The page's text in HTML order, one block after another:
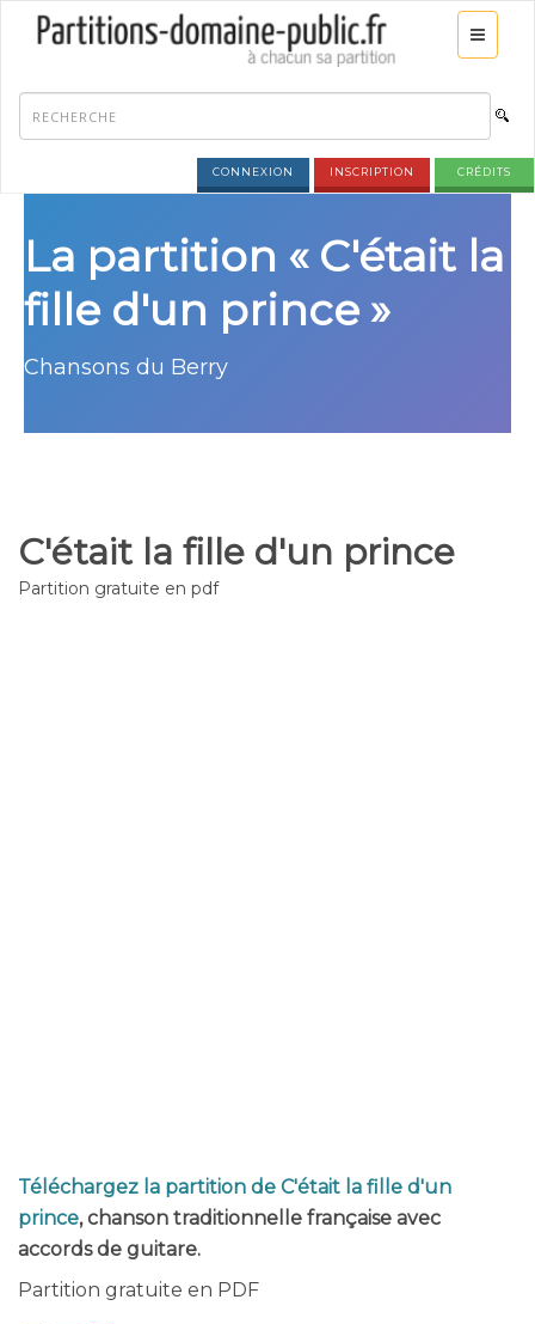
CONNEXION INSCRIPTION CRÉDITS
La partition « C'était la
fille d'un prince »
Chansons du Berry
C'était la fille d'un prince
Partition gratuite en pdf
Téléchargez la partition de C'était la fille d'un
prince, chanson traditionnelle française avec
accords de guitare.
Partition gratuite en PDF